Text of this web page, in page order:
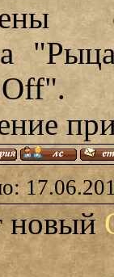
новый